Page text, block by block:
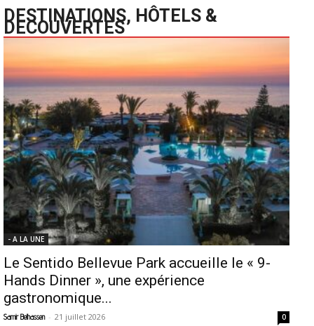
DESTINATIONS, HÔTELS &
DECOUVERTES
- A LA UNE
Le Sentido Bellevue Park accueille le « 9-
Hands Dinner », une expérience
gastronomique...
Samir Belhassen - 21 juillet 2026 0